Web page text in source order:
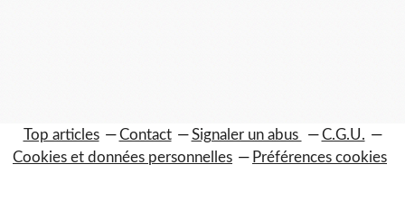
Top articles Contact Signaler un abus
C.G.U.
Cookies et données personnelles
Préférences cookies